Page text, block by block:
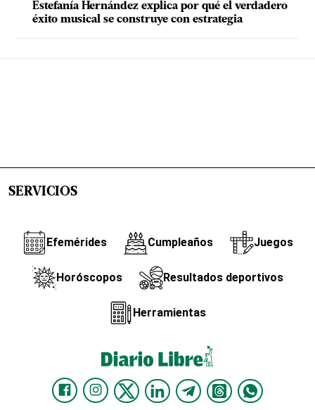
Estefanía Hernández explica por qué el verdadero
éxito musical se construye con estrategia
SERVICIOS
Efemérides Cumpleaños Juegos
Horóscopos Resultados deportivos
Herramientas